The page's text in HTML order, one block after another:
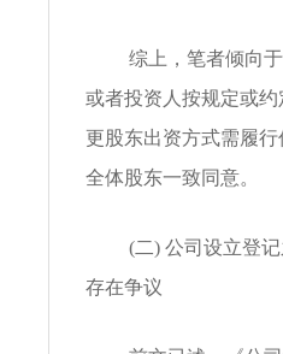
综上，笔者倾向
或者投资人按规定或
更股东出资方式需履
全体股东一致同意。
(二) 公司设立登
存在争议